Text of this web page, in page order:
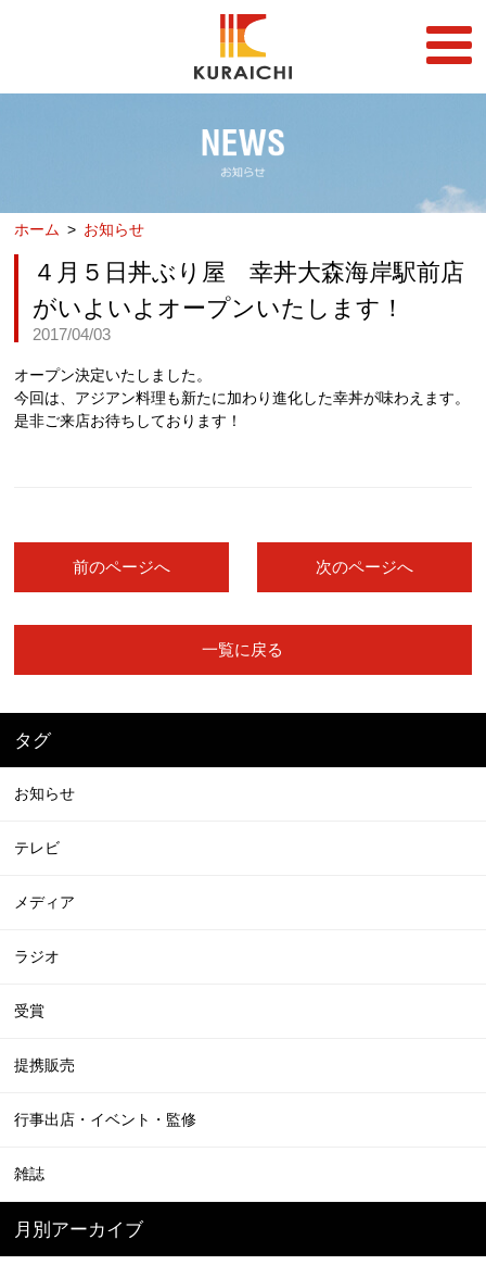
FRANCHISE
店舗一覧
丼店一覧
DON STORE
TAKE OUT/DELIVERY
COMPANY
採用情報
RECRUIT
ホーム お知らせ
４月５日丼ぶり屋 幸丼大森海岸駅前店
がいよいよオープンいたします！
2017/04/03
オープン決定いたしました。
今回は、アジアン料理も新たに加わり進化した幸丼が味わえます。
是非ご来店お待ちしております！
前のページへ
一覧に戻る
次のページへ
タグ
お知らせ
テレビ
メディア
ラジオ
受賞
提携販売
行事出店・イベント・監修
雑誌
月別アーカイブ